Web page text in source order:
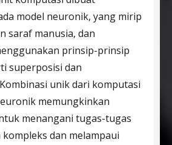
model neuronik, yang mirip
saraf manusia, dan
prinsip-prinsip
superposisi dan
unik dari komputasi
memungkinkan
menangani tugas-tugas
dan melampaui